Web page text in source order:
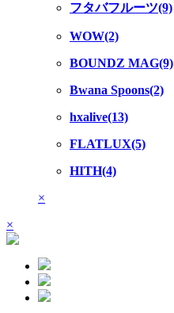
フタバフルーツ(9)
WOW(2)
BOUNDZ MAG(9)
Bwana Spoons(2)
hxalive(13)
FLATLUX(5)
HITH(4)
×
×